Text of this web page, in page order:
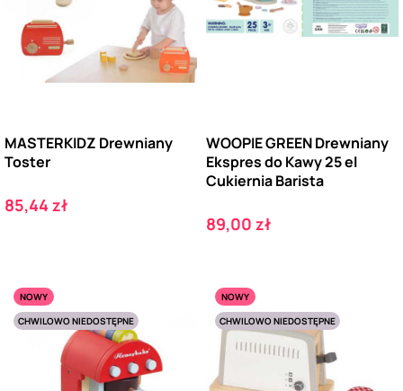
MASTERKIDZ Drewniany
Toster
Cena
85,44 zł
WOOPIE GREEN Drewniany
Ekspres do Kawy 25 el
Cukiernia Barista
Cena
89,00 zł
NOWY
CHWILOWO NIEDOSTĘPNE
NOWY
CHWILOWO NIEDOSTĘPNE